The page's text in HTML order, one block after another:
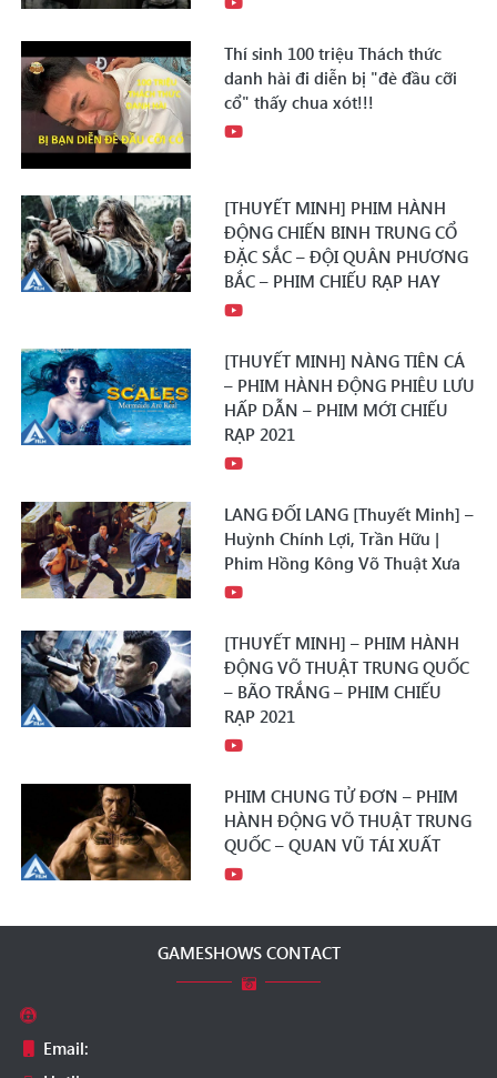
Thí sinh 100 triệu Thách thức
danh hài đi diễn bị "đè đầu cỡi
cổ" thấy chua xót!!!
[THUYẾT MINH] PHIM HÀNH
ĐỘNG CHIẾN BINH TRUNG CỔ
ĐẶC SẮC – ĐỘI QUÂN PHƯƠNG
BẮC – PHIM CHIẾU RẠP HAY
[THUYẾT MINH] NÀNG TIÊN CÁ
– PHIM HÀNH ĐỘNG PHIÊU LƯU
HẤP DẪN – PHIM MỚI CHIẾU
RẠP 2021
LANG ĐỐI LANG [Thuyết Minh] –
Huỳnh Chính Lợi, Trần Hữu |
Phim Hồng Kông Võ Thuật Xưa
[THUYẾT MINH] – PHIM HÀNH
ĐỘNG VÕ THUẬT TRUNG QUỐC
– BÃO TRẮNG – PHIM CHIẾU
RẠP 2021
PHIM CHUNG TỬ ĐƠN – PHIM
HÀNH ĐỘNG VÕ THUẬT TRUNG
QUỐC – QUAN VŨ TÁI XUẤT
GAMESHOWS CONTACT
Email: